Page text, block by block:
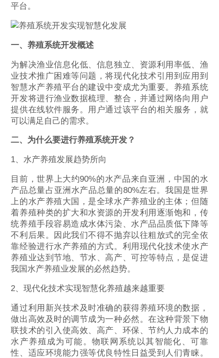
平台。
一、养殖系统开发概述
为解决渔业信息化低、信息独立、资源利用率低、渔
业技术推广困难等问题，将现代化技术引用到应用到
智慧水产养殖平台的建设中变成尤为重要。养殖系统
开发将进行渔业数据梳理、整合，并通过网络向用户
提供在线软件服务。用户通过该平台的相关服务，就
可以满足自己的需求。
二、为什么要进行养殖系统开发？
1、水产养殖发展趋势所向
目前，世界上大约90%的水产品来自亚洲，中国的水
产品总量占亚洲水产品总量的80%左右。我国是世界
上的水产养殖大国，是全球水产养殖业的主体；但随
着养殖种类的扩大和水资源的开发利用逐渐饱和，传
统养殖手段容易造成水体污染、水产品品质低下降等
不利后果。因此我们不得不抛弃以往粗放式的完全依
靠经验进行水产养殖的方式。利用现代化技术使水产
养殖业达到节地、节水、高产、可控等特点，是促进
我国水产养殖业发展的必然趋势。
2、现代化技术实现智慧化养殖越来越重要
通过利用新兴技术及时准确的获得养殖环境的数据，
做出高效及时的调节成为一种必然。在这种背景下物
联技术的引入使高效、高产、环保、节约人力成本的
水产养殖成为可能。物联网系统以其智能化、可靠
性、适应环境能力强等优良特性日益受到人们青睐。